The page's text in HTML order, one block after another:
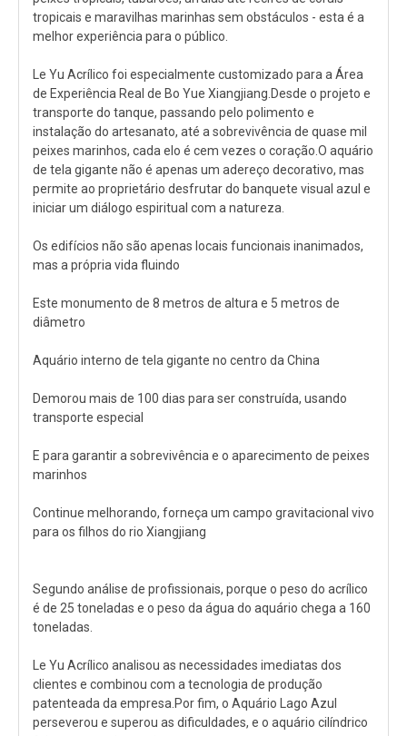
tropicais e maravilhas marinhas sem obstáculos - esta é a
melhor experiência para o público.
Le Yu Acrílico foi especialmente customizado para a Área
de Experiência Real de Bo Yue Xiangjiang.Desde o projeto e
transporte do tanque, passando pelo polimento e
instalação do artesanato, até a sobrevivência de quase mil
peixes marinhos, cada elo é cem vezes o coração.O aquário
de tela gigante não é apenas um adereço decorativo, mas
permite ao proprietário desfrutar do banquete visual azul e
iniciar um diálogo espiritual com a natureza.
Os edifícios não são apenas locais funcionais inanimados,
mas a própria vida fluindo
Este monumento de 8 metros de altura e 5 metros de
diâmetro
Aquário interno de tela gigante no centro da China
Demorou mais de 100 dias para ser construída, usando
transporte especial
E para garantir a sobrevivência e o aparecimento de peixes
marinhos
Continue melhorando, forneça um campo gravitacional vivo
para os filhos do rio Xiangjiang
Segundo análise de profissionais, porque o peso do acrílico
é de 25 toneladas e o peso da água do aquário chega a 160
toneladas.
Le Yu Acrílico analisou as necessidades imediatas dos
clientes e combinou com a tecnologia de produção
patenteada da empresa.Por fim, o Aquário Lago Azul
perseverou e superou as dificuldades, e o aquário cilíndrico